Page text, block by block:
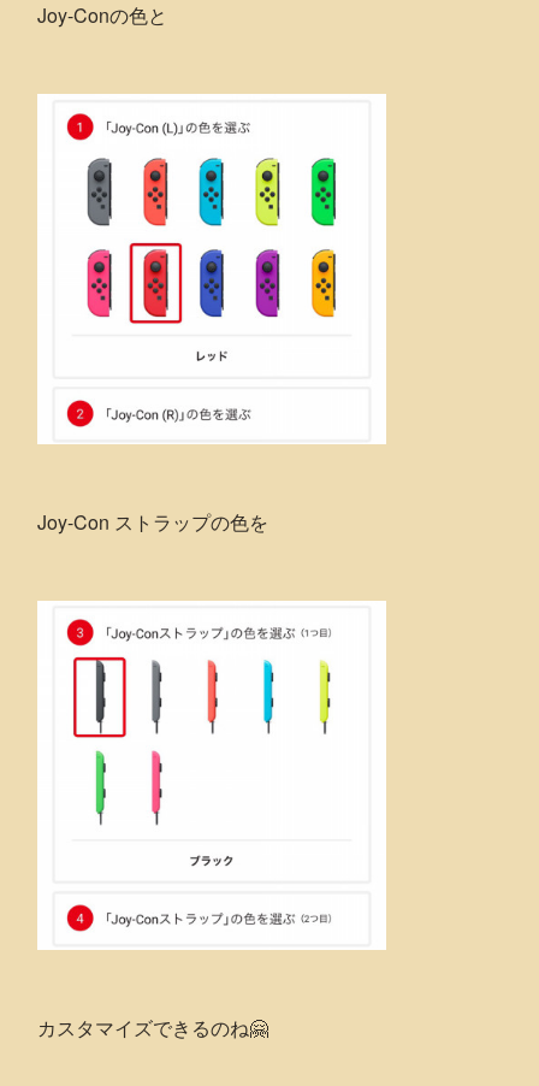
Joy-Conの色と
Joy-Con ストラップの色を
カスタマイズできるのね🤗